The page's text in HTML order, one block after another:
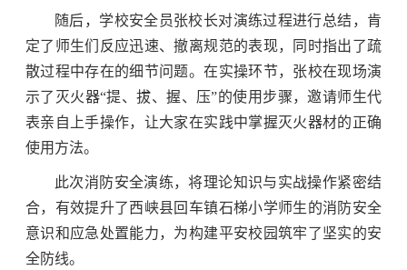
随后，学校安全员张校长对演练过程进行总结，肯
定了师生们反应迅速、撤离规范的表现，同时指出了疏
散过程中存在的细节问题。在实操环节，张校在现场演
示了灭火器“提、拔、握、压”的使用步骤，邀请师生代
表亲自上手操作，让大家在实践中掌握灭火器材的正确
使用方法。
此次消防安全演练，将理论知识与实战操作紧密结
合，有效提升了西峡县回车镇石梯小学师生的消防安全
意识和应急处置能力，为构建平安校园筑牢了坚实的安
全防线。